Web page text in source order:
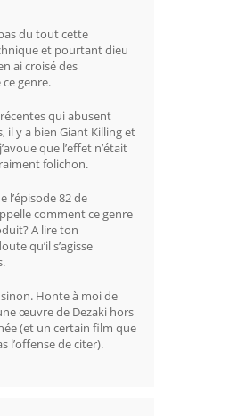
du tout cette
et pourtant dieu
ai croisé des
genre.
qui abusent
il y a bien Giant Killing et
que l’effet n’était
folichon.
l’épisode 82 de
comment ce genre
A lire ton
qu’il s’agisse
Honte à moi de
œuvre de Dezaki hors
(et un certain film que
l’offense de citer).